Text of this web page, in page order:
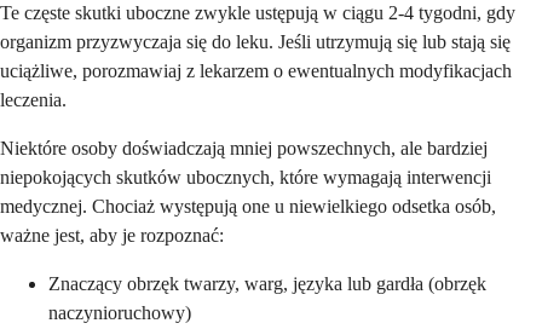
Te częste skutki uboczne zwykle ustępują w ciągu 2-4 tygodni, gdy
organizm przyzwyczaja się do leku. Jeśli utrzymują się lub stają się
uciążliwe, porozmawiaj z lekarzem o ewentualnych modyfikacjach
leczenia.
Niektóre osoby doświadczają mniej powszechnych, ale bardziej
niepokojących skutków ubocznych, które wymagają interwencji
medycznej. Chociaż występują one u niewielkiego odsetka osób,
ważne jest, aby je rozpoznać:
Znaczący obrzęk twarzy, warg, języka lub gardła (obrzęk
naczynioruchowy)